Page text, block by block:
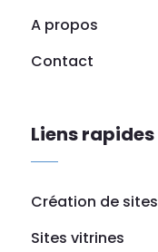
A propos
Contact
Liens rapides
Création de sites
Sites vitrines